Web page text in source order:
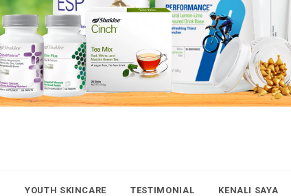
YOUTH SKINCARE TESTIMONIAL KENALI SAYA